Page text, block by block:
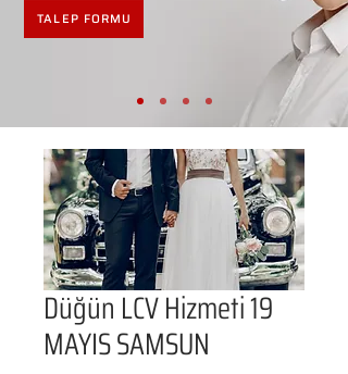
TALEP FORMU
Düğün LCV Hizmeti 19
MAYIS SAMSUN